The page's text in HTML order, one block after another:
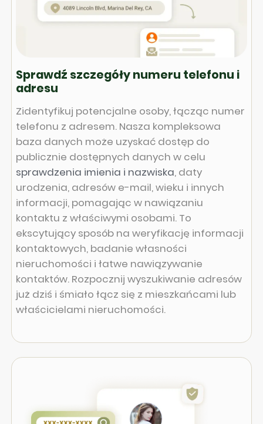
Sprawdź szczegóły numeru telefonu i
adresu
Zidentyfikuj potencjalne osoby, łącząc numer
telefonu z adresem. Nasza kompleksowa
baza danych może uzyskać dostęp do
publicznie dostępnych danych w celu
sprawdzenia imienia i nazwiska, daty
urodzenia, adresów e-mail, wieku i innych
informacji, pomagając w nawiązaniu
kontaktu z właściwymi osobami. To
ekscytujący sposób na weryfikację informacji
kontaktowych, badanie własności
nieruchomości i łatwe nawiązywanie
kontaktów. Rozpocznij wyszukiwanie adresów
już dziś i śmiało łącz się z mieszkańcami lub
właścicielami nieruchomości.